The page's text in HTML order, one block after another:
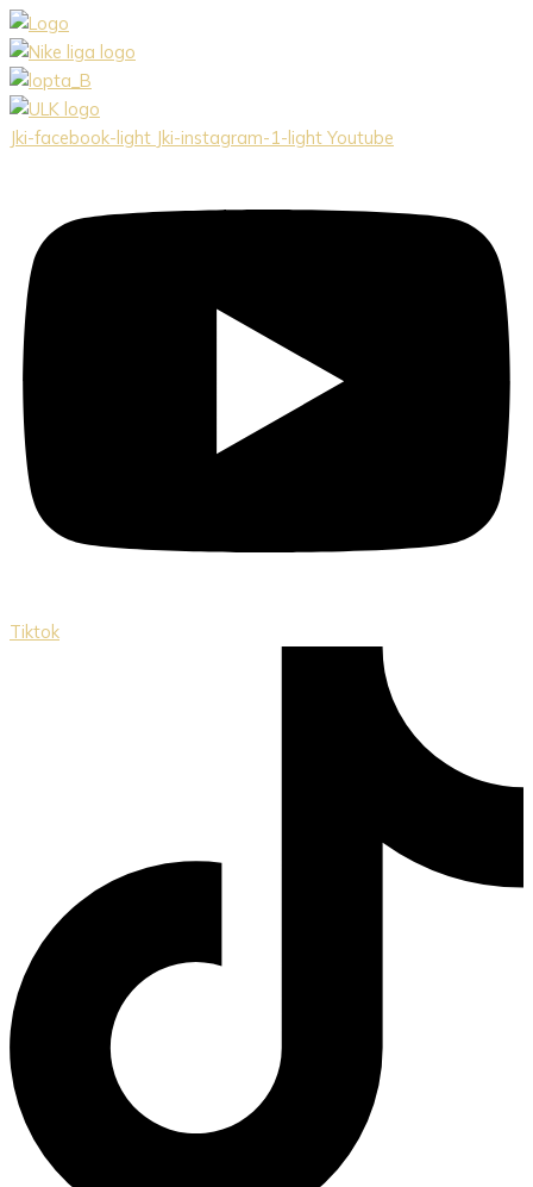
Preskočiť
na
obsah
Jki-facebook-light Jki-instagram-1-light Youtube
Tiktok